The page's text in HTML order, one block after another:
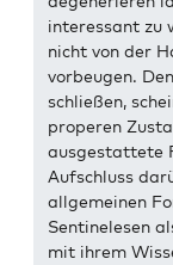
interessant zu
nicht von der
vorbeugen.
schließen,
properen
ausgestattete
Aufschluss
allgemeinen
Sentinelesen
mit ihrem